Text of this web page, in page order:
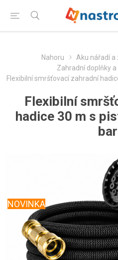
Nahoru
Aku nářadí
Zahradní doplňky
Flexibilní smršťovací zahradní
Flexibilní
hadice 30 m s
NOVINKA